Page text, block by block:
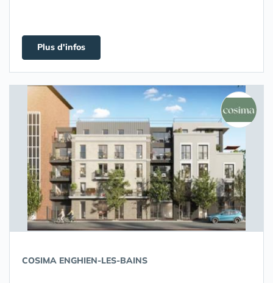
Plus d'infos
COSIMA ENGHIEN-LES-BAINS